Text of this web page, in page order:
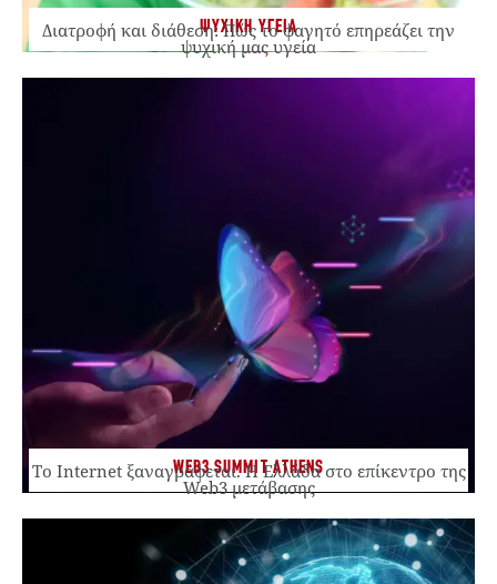
ΨΥΧΙΚΗ ΥΓΕΙΑ
Διατροφή και διάθεση: Πώς το φαγητό επηρεάζει την
ψυχική μας υγεία
WEB3 SUMMIT ATHENS
Το Internet ξαναγράφεται. Η Ελλάδα στο επίκεντρο της
Web3 μετάβασης